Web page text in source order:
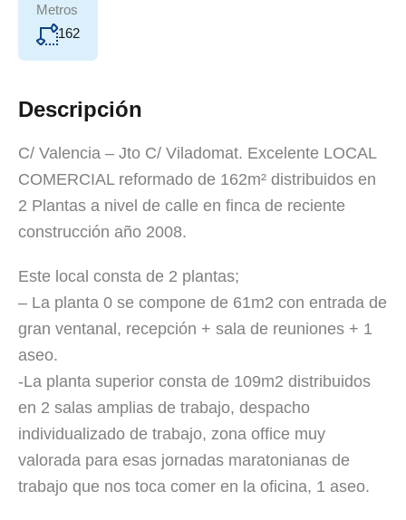
Metros
162
Descripción
C/ Valencia – Jto C/ Viladomat. Excelente LOCAL
COMERCIAL reformado de 162m² distribuidos en
2 Plantas a nivel de calle en finca de reciente
construcción año 2008.
Este local consta de 2 plantas;
– La planta 0 se compone de 61m2 con entrada de
gran ventanal, recepción + sala de reuniones + 1
aseo.
-La planta superior consta de 109m2 distribuidos
en 2 salas amplias de trabajo, despacho
individualizado de trabajo, zona office muy
valorada para esas jornadas maratonianas de
trabajo que nos toca comer en la oficina, 1 aseo.